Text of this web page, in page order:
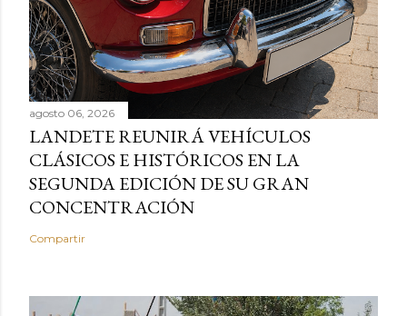
agosto 06, 2026
LANDETE REUNIRÁ VEHÍCULOS
CLÁSICOS E HISTÓRICOS EN LA
SEGUNDA EDICIÓN DE SU GRAN
CONCENTRACIÓN
Compartir